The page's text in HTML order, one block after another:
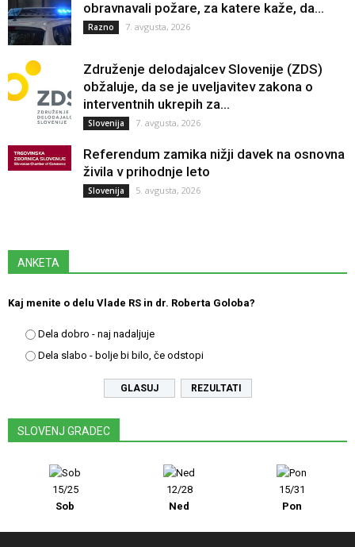
obravnavali požare, za katere kaže, da...
Razno 7. avgusta, 2026
Združenje delodajalcev Slovenije (ZDS)
obžaluje, da se je uveljavitev zakona o
interventnih ukrepih za...
Slovenija 7. avgusta, 2026
Referendum zamika nižji davek na osnovna
živila v prihodnje leto
Slovenija 5. avgusta, 2026
ANKETA
Kaj menite o delu Vlade RS in dr. Roberta Goloba?
Dela dobro - naj nadaljuje
Dela slabo - bolje bi bilo, če odstopi
REZULTATI
SLOVENJ GRADEC
15/25
Sob
12/28
Ned
15/31
Pon